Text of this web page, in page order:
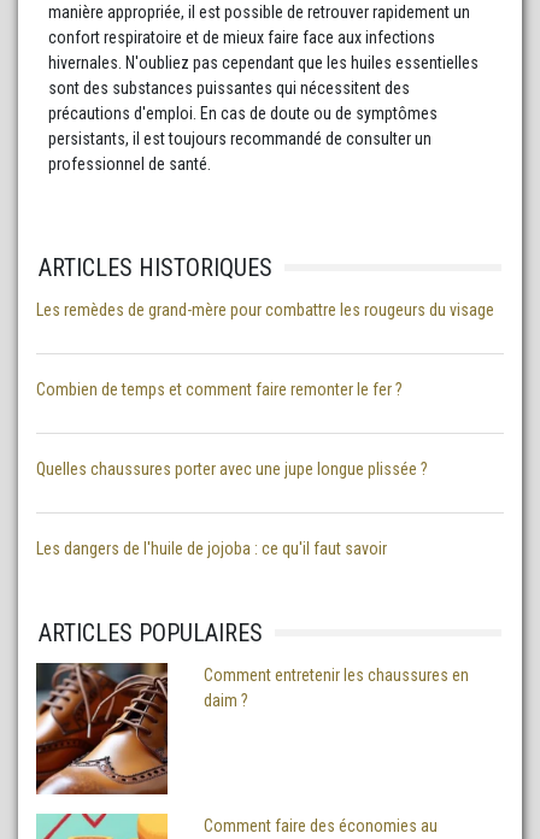
manière appropriée, il est possible de retrouver rapidement un
confort respiratoire et de mieux faire face aux infections
hivernales. N'oubliez pas cependant que les huiles essentielles
sont des substances puissantes qui nécessitent des
précautions d'emploi. En cas de doute ou de symptômes
persistants, il est toujours recommandé de consulter un
professionnel de santé.
ARTICLES HISTORIQUES
Les remèdes de grand-mère pour combattre les rougeurs du visage
Combien de temps et comment faire remonter le fer ?
Quelles chaussures porter avec une jupe longue plissée ?
Les dangers de l'huile de jojoba : ce qu'il faut savoir
ARTICLES POPULAIRES
Comment entretenir les chaussures en
daim ?
Comment faire des économies au